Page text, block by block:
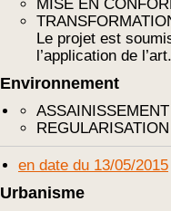
MISE EN
Le projet est
l’application de
Environnement
en date du 13/05/2015
Urbanisme